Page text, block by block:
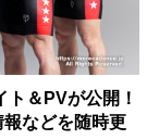
ト＆PVが公開！
などを随時更